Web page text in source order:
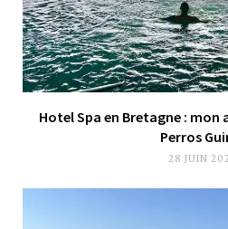
Hotel Spa en Bretagne : mon
Perros
28 JUIN